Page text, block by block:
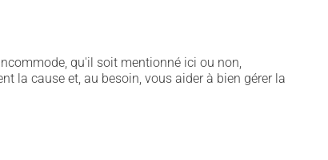
qu'il soit mentionné ici ou non,
la cause et, au besoin, vous aider à bien gérer la